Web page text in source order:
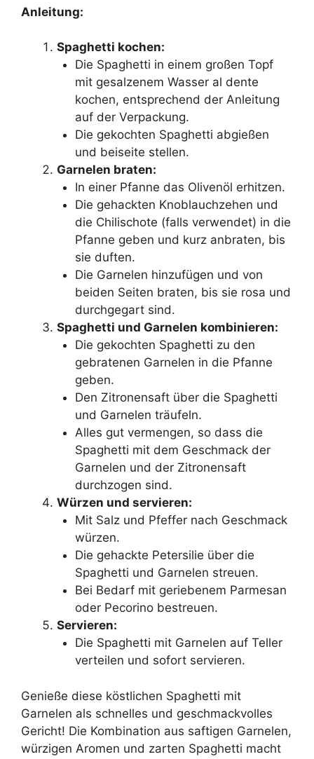
Anleitung:
Spaghetti kochen:
Die Spaghetti in einem großen Topf
mit gesalzenem Wasser al dente
kochen, entsprechend der Anleitung
auf der Verpackung.
Die gekochten Spaghetti abgießen
und beiseite stellen.
Garnelen braten:
In einer Pfanne das Olivenöl erhitzen.
Die gehackten Knoblauchzehen und
die Chilischote (falls verwendet) in die
Pfanne geben und kurz anbraten, bis
sie duften.
Die Garnelen hinzufügen und von
beiden Seiten braten, bis sie rosa und
durchgegart sind.
Spaghetti und Garnelen kombinieren:
Die gekochten Spaghetti zu den
gebratenen Garnelen in die Pfanne
geben.
Den Zitronensaft über die Spaghetti
und Garnelen träufeln.
Alles gut vermengen, so dass die
Spaghetti mit dem Geschmack der
Garnelen und der Zitronensaft
durchzogen sind.
Würzen und servieren:
Mit Salz und Pfeffer nach Geschmack
würzen.
Die gehackte Petersilie über die
Spaghetti und Garnelen streuen.
Bei Bedarf mit geriebenem Parmesan
oder Pecorino bestreuen.
Servieren:
Die Spaghetti mit Garnelen auf Teller
verteilen und sofort servieren.
Genieße diese köstlichen Spaghetti mit
Garnelen als schnelles und geschmackvolles
Gericht! Die Kombination aus saftigen Garnelen,
würzigen Aromen und zarten Spaghetti macht